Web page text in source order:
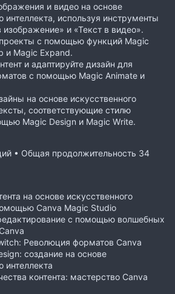
и видео на основе
интеллекта, используя инструменты
изображение» и «Текст в видео».
с помощью функций Magic
и Magic Expand.
и адаптируйте дизайн для
с помощью Magic Animate и
на основе искусственного
соответствующие стилю
Magic Design и Magic Write.
• Общая продолжительность 34
на основе искусственного
Canva Magic Studio
с помощью волшебных
Революция форматов Canva
создание на основе
интеллекта
контента: мастерство Canva